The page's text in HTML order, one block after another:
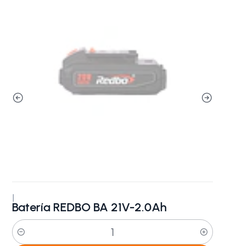
Batería REDBO BA 21V-2.0Ah
Cantidad